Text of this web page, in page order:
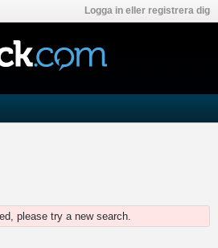
Logga in eller registrera dig
please try a new search.